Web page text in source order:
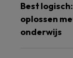
Best
oplossen
onderwijs